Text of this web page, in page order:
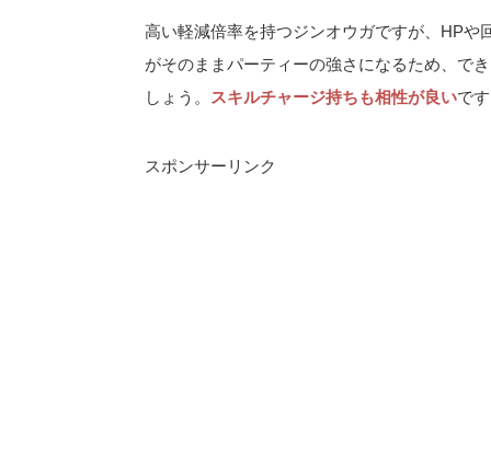
高い軽減倍率を持つジンオウガですが、HPや
がそのままパーティーの強さになるため、で
しょう。
スキルチャージ持ちも相性が良いです
スポンサーリンク